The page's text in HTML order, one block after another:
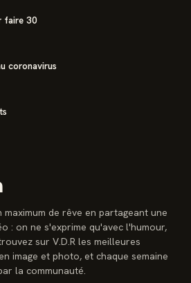
faire 30
coronavirus
maximum de rêve en partageant une
: on ne s'exprime qu'avec l'humour,
sur V.D.R les meilleures
image et photo, et chaque semaine
la communauté.